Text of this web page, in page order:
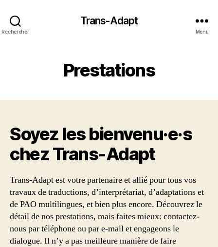
Rechercher
Trans-Adapt
Menu
Prestations
Soyez les bienvenu·e·s
chez Trans‑Adapt
Trans-Adapt est votre partenaire et allié pour tous vos
travaux de traductions, d’interprétariat, d’adaptations et
de PAO multilingues, et bien plus encore. Découvrez le
détail de nos prestations, mais faites mieux: contactez-
nous par téléphone ou par e-mail et engageons le
dialogue. Il n’y a pas meilleure manière de faire